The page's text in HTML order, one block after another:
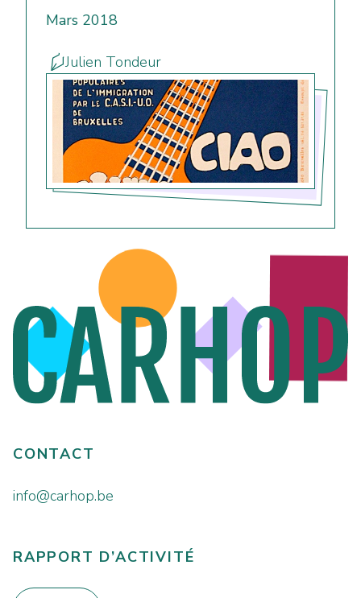
Mars 2018
Julien Tondeur
CONTACT
info@carhop.be
RAPPORT D’ACTIVITÉ